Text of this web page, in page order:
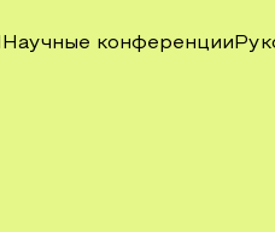
Научные конференции